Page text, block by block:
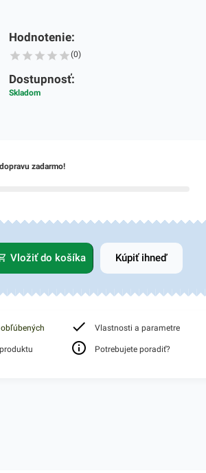
Hodnotenie:
(0)
Dostupnosť:
Skladom
dopravu zadarmo!
Vložiť do košíka Kúpiť ihneď
Vlastnosti a parametre
Potrebujete poradiť?